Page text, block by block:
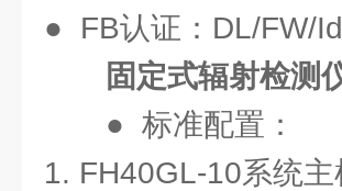
● FB认证：DL/FW/
固定式辐射检测
● 标准配置：
1. FH40GL-10系统主